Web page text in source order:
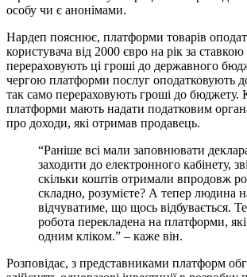
особу чи є анонімами.
Нардеп пояснює, платформи товарів
користувача від 2000 євро на рік за ставкою
перераховують ці гроші до державного
чергою платформи послуг оподатковують
так само перераховують гроші до бюджету.
платформи мають надати податковим
про доходи, які отримав продавець.
“Раніше всі мали заповнювати
заходити до електронного кабінету,
скільки коштів отримали впродовж
складно, розумієте? А тепер людина
відчуватиме, що щось відбувається.
робота перекладена на платформи,
одним кліком.” – каже він.
Розповідає, з представниками платформ